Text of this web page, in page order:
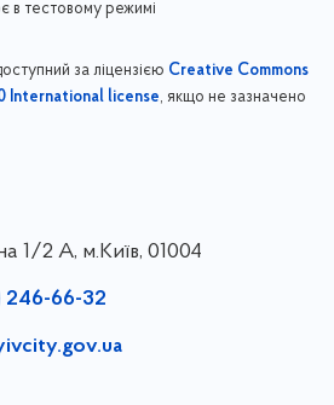
в тестовому режимі
за ліцензією Creative Commons
International license, якщо не зазначено
1/⁠2 А, м.Київ, 01004
246-66-32